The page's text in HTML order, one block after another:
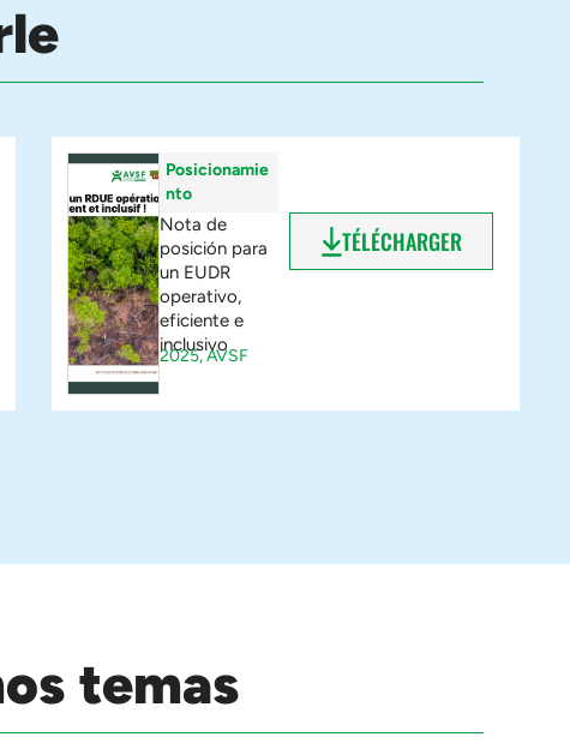
Posicionamie
nto
Nota de
posición para
un EUDR
operativo,
eficiente e
inclusivo
2025,AVSF
TÉLÉCHARGER
temas